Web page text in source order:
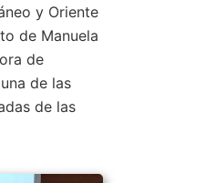
y Oriente
de Manuela
de
de las
de las